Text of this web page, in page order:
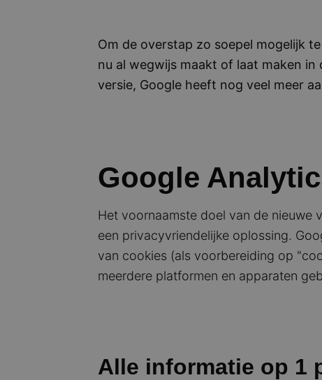
Om de overstap zo soepel mogelijk
nu al wegwijs maakt of laat maken
versie, Google heeft nog veel meer
Google
Het voornaamste doel van de nieuwe
een privacyvriendelijke oplossing.
van cookies (als voorbereiding op
meerdere platformen en apparaten
Alle informatie op 1